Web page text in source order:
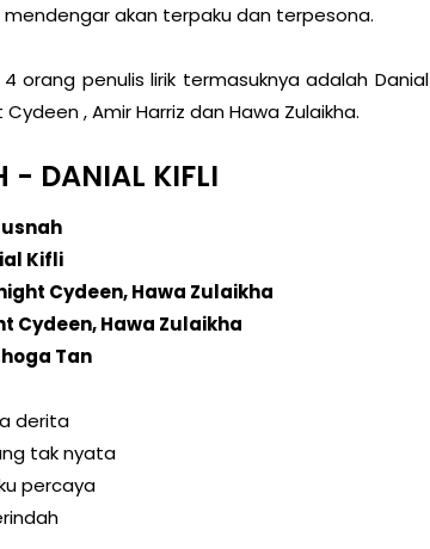
akan terpaku dan terpesona.
orang penulis lirik termasuknya adalah Danial
, Amir Harriz dan Hawa Zulaikha.
- DANIAL KIFLI
Kifli
Cydeen, Hawa Zulaikha
Cydeen, Hawa Zulaikha
Tan
derita
tak nyata
percaya